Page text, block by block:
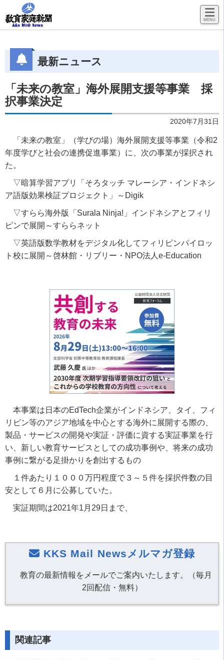
最新ニュース
「未来の教室」海外展開支援等事業 採
択事業決定
2020年7月31日
「未来の教室」（学びの場）海外展開支援等事業（令和2
年度学びと社会の連携促進事業）に、次の事業が採択され
た。
▽暗算学習アプリ「そろタッチ マレーシア・インドネシ
ア語版効果検証プロジェクト」～Digik
▽すらら海外版「Surala Ninja!」インドネシアとフィリ
ピンで展開～すららネット
▽英語版数学教材をデジタル化してフィリピンパイロッ
ト校に展開～啓林館・リブリー・NPO法人e-Education
本事業は日本のEdTech企業がインドネシア、タイ、フィ
リピン等のアジア地域を中心とする海外に展開する際の、
製品・サービスの開発や実証・評価に資する実証事業を行
い、新しい教育サービスとしての成功事例や、将来の成功
事例に繋がる足掛かりを創出するもの
１件あたり１０００万円程度で３～５件を採択件数の目
安として６月に公募していた。
実証期間は2021年1月29日まで、
KKS Mail Newsメルマガ登録
教育の最新情報をメールでご案内いたします。（毎月
2回配信・無料）
関連記事